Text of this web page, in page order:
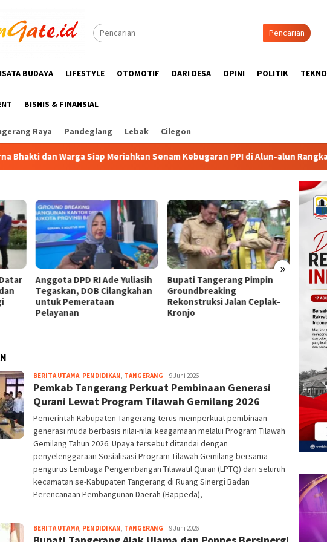
Pencarian
BUDAYA LIFESTYLE OTOMOTIF DARI DESA OPINI POLITIK
BISNIS & FINANSIAL
Raya Pandeglang Lebak Cilegon
Senam Kebugaran PPI di Alun-alun Rangkasbitung KUA-
»
Anggota DPD RI Ade Yuliasih
Tegaskan, DOB Cilangkahan
untuk Pemerataan
Pelayanan
Bupati Tangerang Pimpin
Groundbreaking
Rekonstruksi Jalan Ceplak–
Kronjo
Pj
BERITA UTAMA, PENDIDIKAN, TANGERANG bg-
admin
9 Juni 2026
Pemkab Tangerang Perkuat Pembinaan Generasi
Qurani Lewat Program Tilawah Gemilang 2026
Pemerintah Kabupaten Tangerang terus memperkuat pembinaan
generasi muda berbasis nilai-nilai keagamaan melalui Program Tilawah
Gemilang Tahun 2026. Upaya tersebut ditandai dengan
penyelenggaraan Sosialisasi Program Tilawah Gemilang bersama
pengurus Lembaga Pengembangan Tilawatil Quran (LPTQ) dari seluruh
kecamatan se-Kabupaten Tangerang di Ruang Sinergi Badan
Perencanaan Pembangunan Daerah (Bappeda),
BERITA UTAMA, PENDIDIKAN, TANGERANG bg-
admin
9 Juni 2026